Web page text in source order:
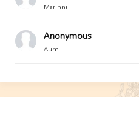
Marinni
Anonymous
Aum